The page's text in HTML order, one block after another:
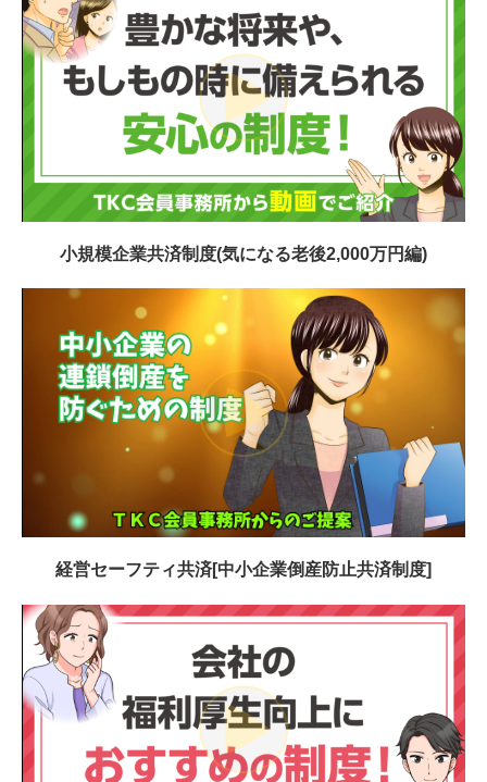
小規模企業共済制度(気になる老後2,000万円編)
経営セーフティ共済[中小企業倒産防止共済制度]